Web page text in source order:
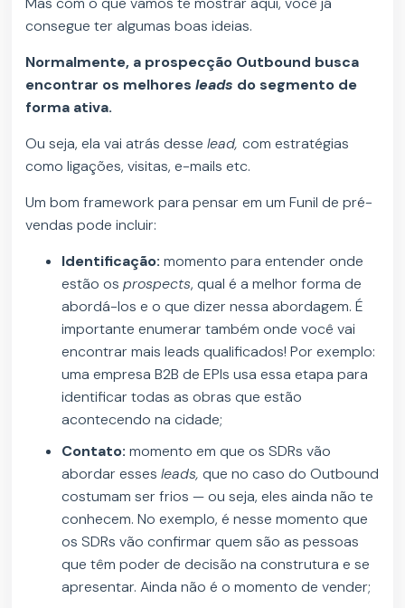
consegue ter algumas boas ideias.
Normalmente, a prospecção Outbound busca
encontrar os melhoresleads do segmento de
forma ativa.
Ou seja, ela vai atrás desselead,com estratégias
como ligações, visitas, e-mails etc.
Um bom framework para pensar em um Funil de pré-
vendas pode incluir:
Identificação:momento para entender onde
estão osprospects, qual é a melhor forma de
abordá-los e o que dizer nessa abordagem. É
importante enumerar também onde você vai
encontrar mais leads qualificados! Por exemplo:
uma empresa B2B de EPIs usa essa etapa para
identificar todas as obras que estão
acontecendo na cidade;
Contato:momento em que os SDRs vão
abordar essesleads, que no caso do Outbound
costumam ser frios — ou seja, eles ainda não te
conhecem. No exemplo, é nesse momento que
os SDRs vão confirmar quem são as pessoas
que têm poder de decisão na construtura e se
apresentar. Ainda não é o momento de vender;